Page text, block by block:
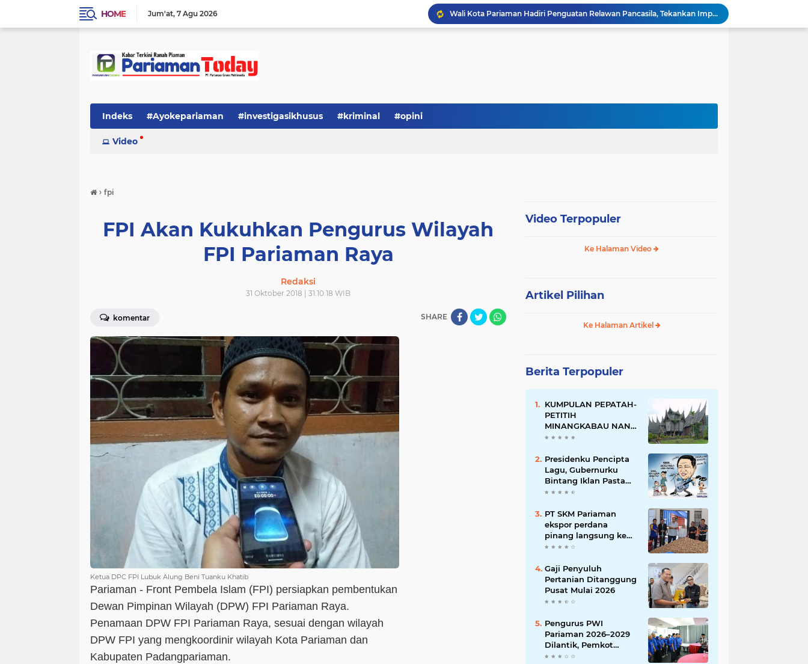
HOME Jum'at 7 Agu 2026
Wali Kota Pariaman Hadiri Penguatan Relawan Pancasila, Tekankan Implementasi Nilai Pancasila dalam Pelayanan Publik
Wali Kota Pariaman Bagikan Bibit Ikan Koi kepada Siswa SD untuk Edukasi Perikanan
Pengurus PWI Pariaman 2026–2029 Dilantik, Pemkot Tekankan Sinergi dan Profesionalisme Pers
Indeks #Ayokepariaman #investigasikhusus #kriminal #opini
Video
› fpi
FPI Akan Kukuhkan Pengurus Wilayah
FPI Pariaman Raya
Redaksi
31 Oktober 2018 | 31.10.18 WIB
komentar SHARE
Ketua DPC FPI Lubuk Alung Beni Tuanku Khatib
Pariaman - Front Pembela Islam (FPI) persiapkan pembentukan
Dewan Pimpinan Wilayah (DPW) FPI Pariaman Raya.
Penamaan DPW FPI Pariaman Raya, sesuai dengan wilayah
DPW FPI yang mengkoordinir wilayah Kota Pariaman dan
Kabupaten Padangpariaman.
Video Terpopuler
Ke Halaman Video
Artikel Pilihan
Ke Halaman Artikel
Berita Terpopuler
KUMPULAN PEPATAH-
PETITIH
MINANGKABAU NAN
ELOK
Presidenku Pencipta
Lagu, Gubernurku
Bintang Iklan Pasta
Gigi
PT SKM Pariaman
ekspor perdana
pinang langsung ke
India
Gaji Penyuluh
Pertanian Ditanggung
Pusat Mulai 2026
Pengurus PWI
Pariaman 2026–2029
Dilantik, Pemkot
Tekankan Sinergi dan